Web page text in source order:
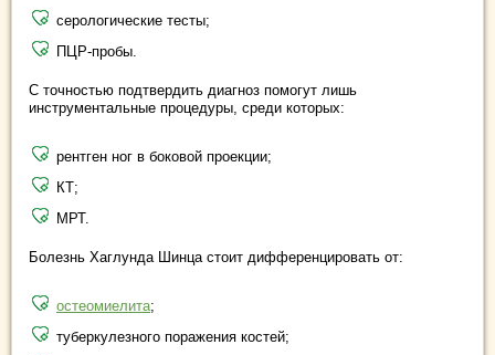
серологические тесты;
ПЦР-пробы.
С точностью подтвердить диагноз помогут лишь
инструментальные процедуры, среди которых:
рентген ног в боковой проекции;
КТ;
МРТ.
Болезнь Хаглунда Шинца стоит дифференцировать от:
остеомиелита;
туберкулезного поражения костей;